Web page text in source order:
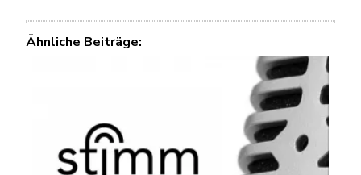
Ähnliche Beiträge: